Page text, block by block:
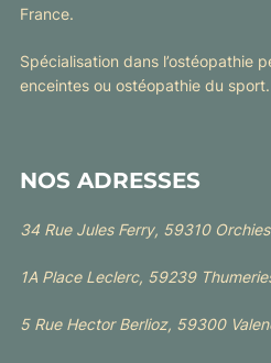
France.
Spécialisation dans l’ostéopathie
enceintes ou ostéopathie du sport.
NOS ADRESSES
34 Rue Jules Ferry, 59310 Orchies
1A Place Leclerc, 59239
5 Rue Hector Berlioz, 59300